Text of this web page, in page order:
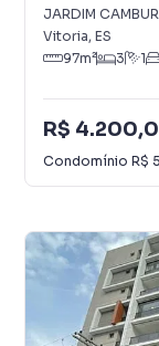
JARDIM
Vitoria, ES
97m² 3 1
R$
Condomínio R$